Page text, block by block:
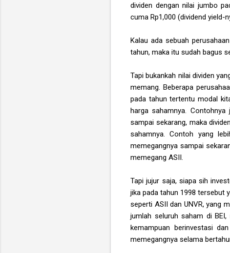
dividen dengan nilai jumbo
cuma Rp1,000 (dividend yield-
Kalau ada sebuah
tahun, maka itu sudah bagus
Tapi bukankah nilai dividen
memang. Beberapa
pada tahun tertentu modal
harga sahamnya.
sampai sekarang, maka
sahamnya. Contoh yang
memegangnya sampai
memegang ASII.
Tapi jujur saja, siapa sih
jika pada tahun 1998 tersebut
seperti ASII dan UNVR, yang
jumlah seluruh saham di
kemampuan berinvestasi
memegangnya selama